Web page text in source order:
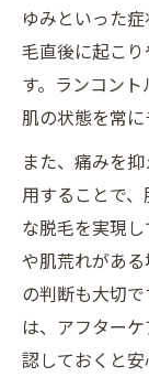
ゆみといった
毛直後に起こ
す。ランコント
肌の状態を常に
また、痛みを
用することで
な脱毛を実現
や肌荒れがあ
の判断も大切
は、アフター
認しておくと安